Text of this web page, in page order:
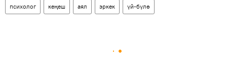
психолог кеңеш аял эркек үй-бүлө